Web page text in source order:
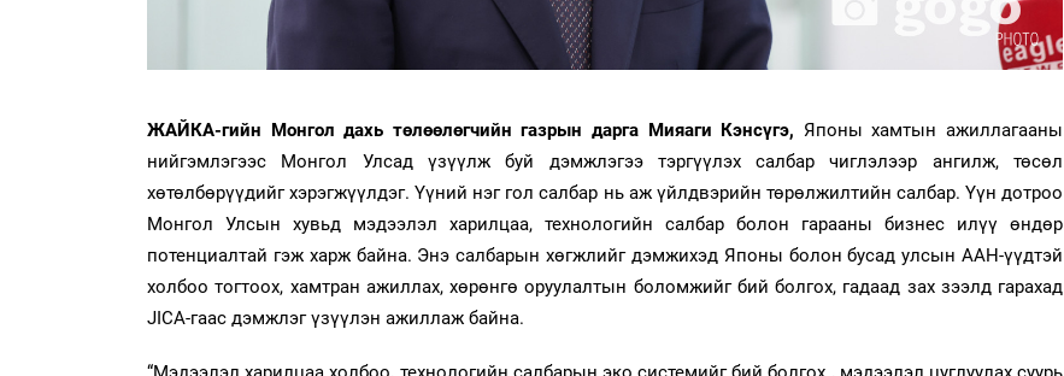
ЖАЙКА-гийн Монгол дахь төлөөлөгчийн газрын дарга Мияаги Кэнсүгэ, Японы хамтын ажиллагааны
нийгэмлэгээс Монгол Улсад үзүүлж буй дэмжлэгээ тэргүүлэх салбар чиглэлээр ангилж, төсөл
хөтөлбөрүүдийг хэрэгжүүлдэг. Үүний нэг гол салбар нь аж үйлдвэрийн төрөлжилтийн салбар. Үүн дотроо
Монгол Улсын хувьд мэдээлэл харилцаа, технологийн салбар болон гарааны бизнес илүү өндөр
потенциалтай гэж харж байна. Энэ салбарын хөгжлийг дэмжихэд Японы болон бусад улсын ААН-үүдтэй
холбоо тогтоох, хамтран ажиллах, хөрөнгө оруулалтын боломжийг бий болгох, гадаад зах зээлд гарахад
JICA-гаас дэмжлэг үзүүлэн ажиллаж байна.